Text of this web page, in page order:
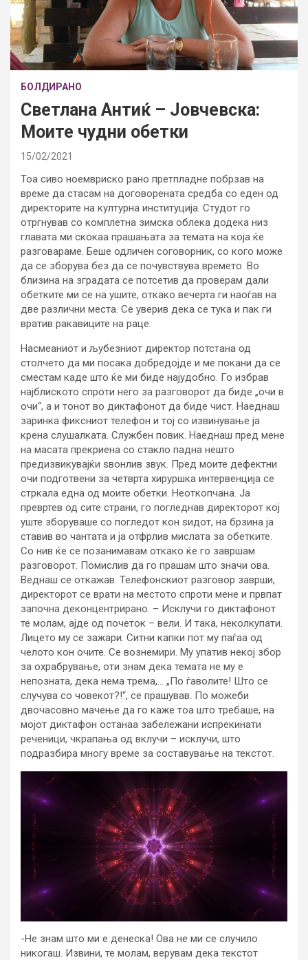
БОЛДИРАНО
Светлана Антиќ – Јовчевска:
Моите чудни обетки
15/02/2021
Тоа сиво ноемвриско рано претпладне побрзав на
време да стасам на договорената средба со еден од
директорите на културна институција. Студот го
отргнував со комплетна зимска облека додека низ
главата ми скокаа прашањата за темата на која ќе
разговараме. Беше одличен соговорник, со кого може
да се зборува без да се почувствува времето. Во
близина на зградата се потсетив да проверам дали
обетките ми се на ушите, откако вечерта ги наоѓав на
две различни места. Се уверив дека се тука и пак ги
вратив ракавиците на раце.
Насмеаниот и љубезниот директор потстана од
столчето да ми посака добредојде и ме покани да се
сместам каде што ќе ми биде најудобно. Го избрав
најблиското спроти него за разговорот да биде „очи в
очи“, а и тонот во диктафонот да биде чист. Наеднаш
заринка фиксниот телефон и тој со извинување ја
крена слушалката. Службен повик. Наеднаш пред мене
на масата прекриена со стакло падна нешто
предизвикувајќи ѕвонлив звук. Пред моите дефектни
очи подготвени за четврта хируршка интервенција се
стркала една од моите обетки. Неоткопчана. Ја
превртев од сите страни, го погледнав директорот кој
уште зборуваше со погледот кон ѕидот, на брзина ја
ставив во чантата и ја отфрлив мислата за обетките.
Со нив ќе се позанимавам откако ќе го завршам
разговорот. Помислив да го прашам што значи ова.
Веднаш се откажав. Телефонскиот разговор заврши,
директорот се врати на местото спроти мене и првпат
започна деконцентрирано. – Исклучи го диктафонот
те молам, ајде од почеток – вели. И така, неколкупати.
Лицето му се зажари. Ситни капки пот му паѓаа од
челото кон очите. Се вознемири. Му упатив некој збор
за охрабрување, оти знам дека темата не му е
непозната, дека нема трема,… „По ѓаволите! Што се
случува со човекот?!“, се прашував. По можеби
двочасовно мачење да го каже тоа што требаше, на
мојот диктафон останаа забележани испрекинати
реченици, чкрапања од вклучи – исклучи, што
подразбира многу време за составување на текстот.
-Не знам што ми е денеска! Ова не ми се случило
никогаш. Извини, те молам, верувам дека текстот